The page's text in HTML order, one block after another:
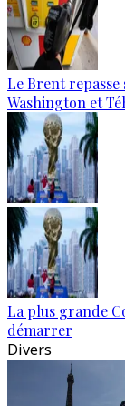
Le Brent repasse
Washington et
La plus grande
démarrer
Divers